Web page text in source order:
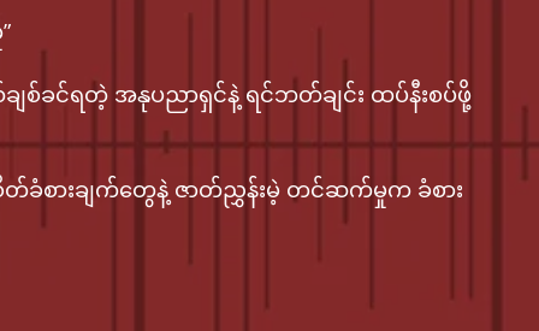
င်ရတဲ့ အနုပညာရှင်နဲ့ ရင်ဘတ်ချင်း ထပ်နီးစပ်ဖို့
ခံစားချက်တွေနဲ့ ဇာတ်ညွှန်းမဲ့ တင်ဆက်မှုက ခံစား